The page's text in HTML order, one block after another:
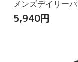
メンズデイリー
5,940円